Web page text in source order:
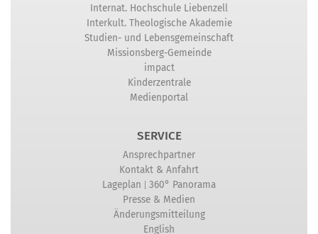
Internat. Hochschule Liebenzell
Interkult. Theologische Akademie
Studien- und Lebensgemeinschaft
Missionsberg-Gemeinde
impact
Kinderzentrale
Medienportal
SERVICE
Ansprechpartner
Kontakt & Anfahrt
Lageplan | 360° Panorama
Presse & Medien
Änderungsmitteilung
English